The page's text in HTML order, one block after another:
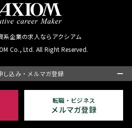
し込み・メルマガ登録
転職・ビジネス
メルマガ登録
系企業の求人ならアクシアム
Co., Ltd. All Right Reserved.